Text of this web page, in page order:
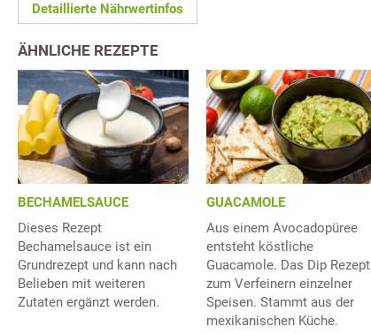
Detaillierte Nährwertinfos
ÄHNLICHE REZEPTE
BECHAMELSAUCE
Dieses Rezept
Bechamelsauce ist ein
Grundrezept und kann nach
Belieben mit weiteren
Zutaten ergänzt werden.
GUACAMOLE
Aus einem Avocadopüree
entsteht köstliche
Guacamole. Das Dip Rezept
zum Verfeinern einzelner
Speisen. Stammt aus der
mexikanischen Küche.